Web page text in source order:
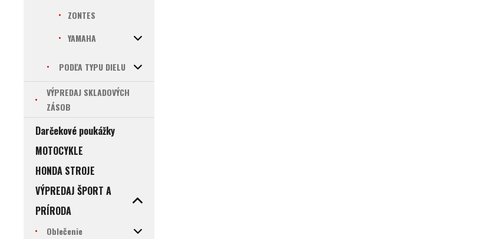
ZONTES
YAMAHA
PODĽA TYPU DIELU
VÝPREDAJ SKLADOVÝCH
ZÁSOB
Darčekové poukážky
MOTOCYKLE
HONDA STROJE
VÝPREDAJ ŠPORT A
PRÍRODA
Oblečenie